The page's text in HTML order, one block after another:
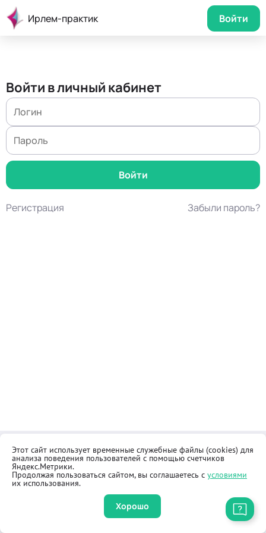
Ирлем-практик Войти
Войти в личный кабинет
Регистрация Забыли пароль?
Контакты
Как купить
Общественная приёмная
Реквизиты
Оферта
Правила продажи товаров
Этот сайт использует временные служебные файлы (cookies) для
анализа поведения пользователей с помощью счетчиков
Яндекс.Метрики.
Продолжая пользоваться сайтом, вы соглашаетесь с условиями
их использования.
Хорошо